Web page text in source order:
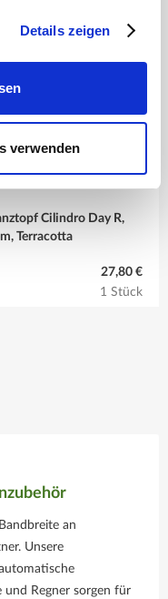
Details zeigen
verwenden
vergriffen
Cilindro Day R,
Terracotta
27,80 €
1 Stück
an
Unsere
und Regner sorgen für